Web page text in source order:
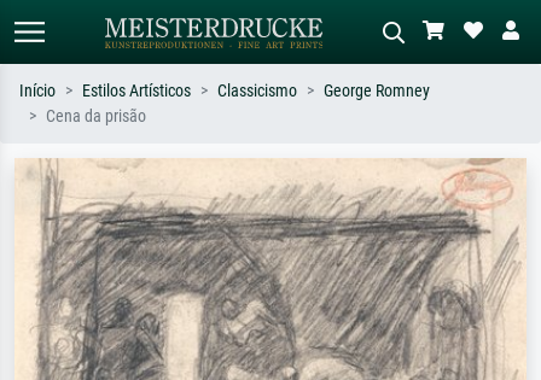
Pesquise por artista, título ou estilo –
ex: Monet, Noite Estrelada,
impressionismo, onda de Hokusai, nu.
Descreva a cena – ex: prado verde,
abstrato com muito vermelho, pintura
a óleo escura, nu em pé ao lado de
uma árvore.
Início Estilos Artísticos Classicismo
George Romney
Cena da prisão